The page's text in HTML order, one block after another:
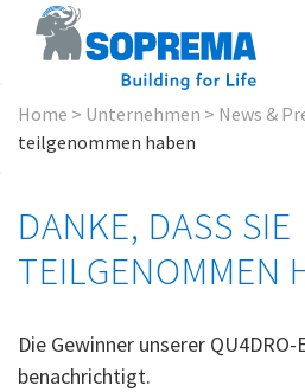
Home > Unternehmen > News &
teilgenommen haben
DANKE, DASS SIE
TEILGENOMMEN
Die Gewinner unserer
benachrichtigt.